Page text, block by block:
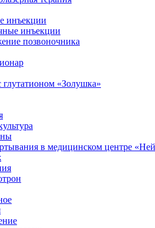
инъекции
инъекции
позвоночника
«Золушка»
в медицинском центре